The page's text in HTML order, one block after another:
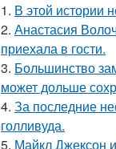
1. В этой истории
2. Анастасия
приехала в гости.
3. Большинство
может дольше
4. За последние
голливуда.
5. Майкл Джексон